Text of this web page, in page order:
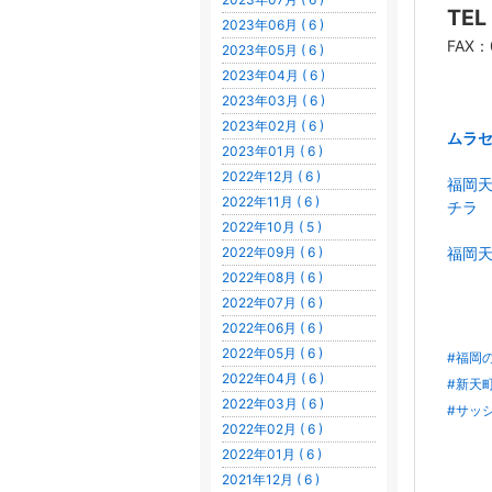
TEL
FAX
ムラ
福岡
チラ
福岡
#福岡
#新天
#サッ
2023年06月 ( 6 )
2023年05月 ( 6 )
2023年04月 ( 6 )
2023年03月 ( 6 )
2023年02月 ( 6 )
2023年01月 ( 6 )
2022年12月 ( 6 )
2022年11月 ( 6 )
2022年10月 ( 5 )
2022年09月 ( 6 )
2022年08月 ( 6 )
2022年07月 ( 6 )
2022年06月 ( 6 )
2022年05月 ( 6 )
2022年04月 ( 6 )
2022年03月 ( 6 )
2022年02月 ( 6 )
2022年01月 ( 6 )
2021年12月 ( 6 )